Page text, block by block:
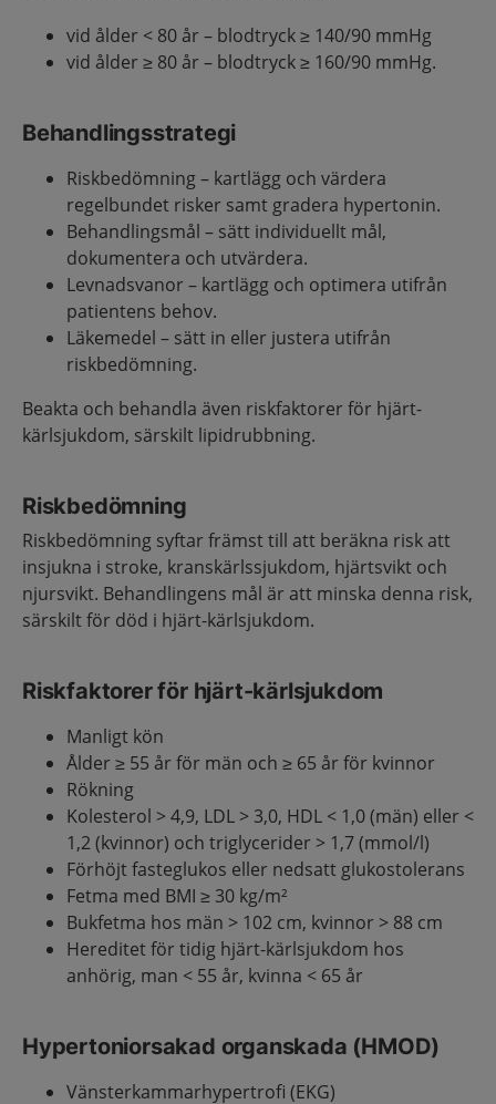
vid ålder < 80 år – blodtryck ≥ 140/90 mmHg
vid ålder ≥ 80 år – blodtryck ≥ 160/90 mmHg.
Behandlingsstrategi
Riskbedömning – kartlägg och värdera
regelbundet risker samt gradera hypertonin.
Behandlingsmål – sätt individuellt mål,
dokumentera och utvärdera.
Levnadsvanor – kartlägg och optimera utifrån
patientens behov.
Läkemedel – sätt in eller justera utifrån
riskbedömning.
Beakta och behandla även riskfaktorer för hjärt-
kärlsjukdom, särskilt lipidrubbning.
Riskbedömning
Riskbedömning syftar främst till att beräkna risk att
insjukna i stroke, kranskärlssjukdom, hjärtsvikt och
njursvikt. Behandlingens mål är att minska denna risk,
särskilt för död i hjärt-kärlsjukdom.
Riskfaktorer för hjärt-kärlsjukdom
Manligt kön
Ålder ≥ 55 år för män och ≥ 65 år för kvinnor
Rökning
Kolesterol > 4,9, LDL > 3,0, HDL < 1,0 (män) eller <
1,2 (kvinnor) och triglycerider > 1,7 (mmol/l)
Förhöjt fasteglukos eller nedsatt glukostolerans
Fetma med BMI ≥ 30 kg/m²
Bukfetma hos män > 102 cm, kvinnor > 88 cm
Hereditet för tidig hjärt-kärlsjukdom hos
anhörig, man < 55 år, kvinna < 65 år
Hypertoniorsakad organskada (HMOD)
Vänsterkammarhypertrofi (EKG)